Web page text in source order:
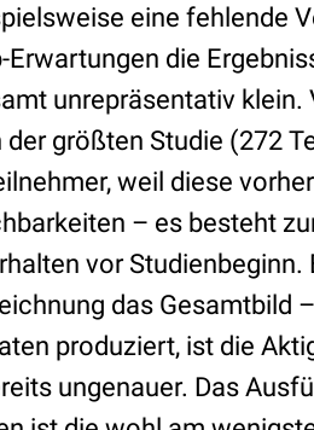
eine fehlende
die
unrepräsentativ klein.
größten Studie (272
weil diese
– es besteht
vor Studienbeginn.
das Gesamtbild
produziert, ist die
ungenauer. Das